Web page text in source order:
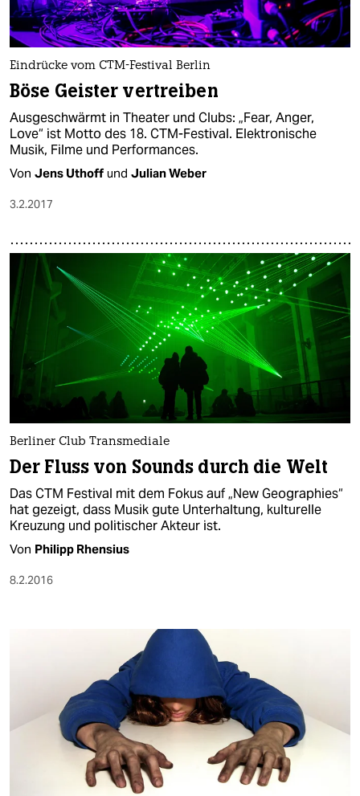
Eindrücke vom CTM-Festival Berlin
Böse Geister vertreiben
Ausgeschwärmt in Theater und Clubs: „Fear, Anger,
Love“ ist Motto des 18. CTM-Festival. Elektronische
Musik, Filme und Performances.
Von Jens Uthoff und Julian Weber
3.2.2017
Berliner Club Transmediale
Der Fluss von Sounds durch die Welt
Das CTM Festival mit dem Fokus auf „New Geographies“
hat gezeigt, dass Musik gute Unterhaltung, kulturelle
Kreuzung und politischer Akteur ist.
Von Philipp Rhensius
8.2.2016